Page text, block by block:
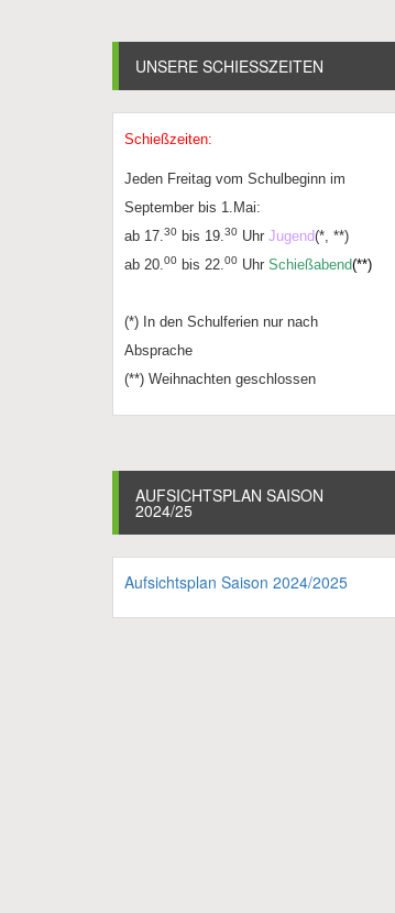
UNSERE SCHIESSZEITEN
Schießzeiten:
Jeden Freitag vom Schulbeginn im
September bis 1.Mai:
ab 17.30 bis 19.30 Uhr Jugend(*, **)
ab 20.00 bis 22.00 Uhr Schießabend(**)
(*) In den Schulferien nur nach
Absprache
(**) Weihnachten geschlossen
AUFSICHTSPLAN SAISON
2024/25
Aufsichtsplan Saison 2024/2025